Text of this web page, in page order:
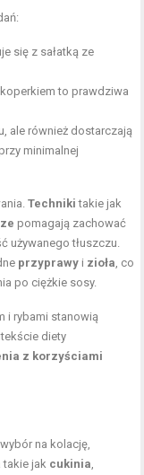
się z sałatką ze
to prawdziwa
ale również dostarczają
minimalnej
Techniki takie jak
pomagają zachować
używanego tłuszczu.
przyprawy i zioła , co
po ciężkie sosy.
i rybami stanowią
diety
z korzyściami
na kolację,
takie jak cukinia